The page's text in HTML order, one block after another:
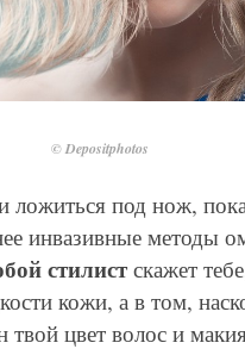
© Depositphotos
ложиться под нож,
инвазивные методы
стилистскажет
кожи, а в том,
твой цвет волос и